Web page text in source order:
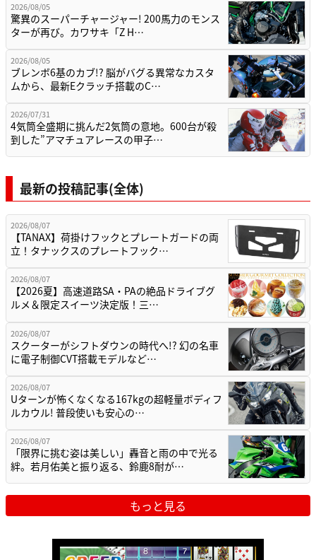
2026/08/05
驚異のスーパーチャージャー! 200馬力のモンス
ターが再び。カワサキ「Z H…
2026/08/05
ブレンボ6基のカブ!? 脳がバグる異常なカスタ
ムから、最新Eクラッチ搭載のC…
2026/07/31
4気筒全盛期に挑んだ2気筒の意地。600台が殺
到した”アマチュアレースの甲子…
最新の投稿記事(全体)
2026/08/07
【TANAX】荷掛けフックとプレートガードの両
立！タナックスのプレートフック…
2026/08/07
【2026夏】高速道路SA・PAの絶品ドライブグ
ルメ＆限定スイーツ決定版！三…
2026/08/07
スクーターがシフトダウンの時代へ!? 幻の名車
に電子制御CVT搭載モデルなど…
2026/08/07
Uターンが怖くなくなる167kgの超軽量ボディフ
ルカウル! 普段使いも安心の…
2026/08/07
「限界に挑む姿は美しい」轟音と雨の中で光る
絆。若月佑美と振り返る、鈴鹿8耐が…
もっと見る